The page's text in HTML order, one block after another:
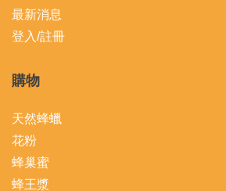
最新消息
登入/註冊
購物
天然蜂蠟
花粉
蜂巢蜜
蜂王漿